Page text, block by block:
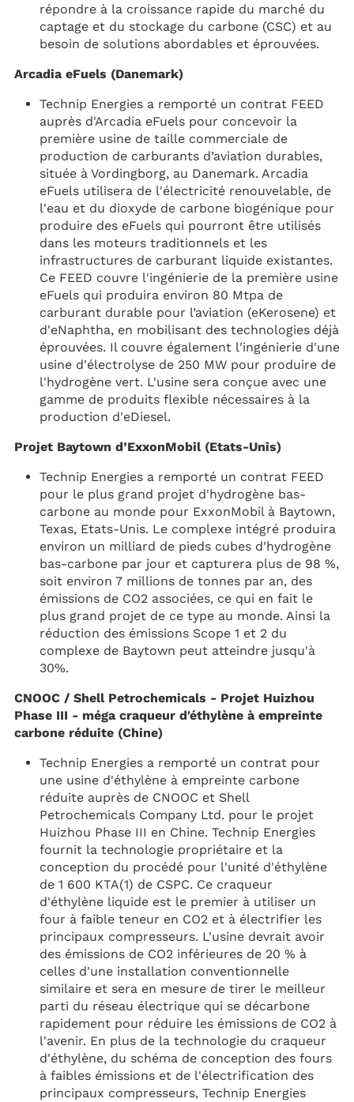
répondre à la croissance rapide du marché du
captage et du stockage du carbone (CSC) et au
besoin de solutions abordables et éprouvées.
Arcadia eFuels (Danemark)
Technip Energies a remporté un contrat FEED
auprès d'Arcadia eFuels pour concevoir la
première usine de taille commerciale de
production de carburants d’aviation durables,
située à Vordingborg, au Danemark. Arcadia
eFuels utilisera de l'électricité renouvelable, de
l'eau et du dioxyde de carbone biogénique pour
produire des eFuels qui pourront être utilisés
dans les moteurs traditionnels et les
infrastructures de carburant liquide existantes.
Ce FEED couvre l'ingénierie de la première usine
eFuels qui produira environ 80 Mtpa de
carburant durable pour l’aviation (eKerosene) et
d'eNaphtha, en mobilisant des technologies déjà
éprouvées. Il couvre également l'ingénierie d'une
usine d'électrolyse de 250 MW pour produire de
l'hydrogène vert. L'usine sera conçue avec une
gamme de produits flexible nécessaires à la
production d'eDiesel.
Projet Baytown d’ExxonMobil (Etats-Unis)
Technip Energies a remporté un contrat FEED
pour le plus grand projet d'hydrogène bas-
carbone au monde pour ExxonMobil à Baytown,
Texas, Etats-Unis. Le complexe intégré produira
environ un milliard de pieds cubes d'hydrogène
bas-carbone par jour et capturera plus de 98 %,
soit environ 7 millions de tonnes par an, des
émissions de CO2 associées, ce qui en fait le
plus grand projet de ce type au monde. Ainsi la
réduction des émissions Scope 1 et 2 du
complexe de Baytown peut atteindre jusqu'à
30%.
CNOOC / Shell Petrochemicals - Projet Huizhou
Phase III - méga craqueur d'éthylène à empreinte
carbone réduite (Chine)
Technip Energies a remporté un contrat pour
une usine d'éthylène à empreinte carbone
réduite auprès de CNOOC et Shell
Petrochemicals Company Ltd. pour le projet
Huizhou Phase III en Chine. Technip Energies
fournit la technologie propriétaire et la
conception du procédé pour l'unité d'éthylène
de 1 600 KTA(1) de CSPC. Ce craqueur
d'éthylène liquide est le premier à utiliser un
four à faible teneur en CO2 et à électrifier les
principaux compresseurs. L'usine devrait avoir
des émissions de CO2 inférieures de 20 % à
celles d'une installation conventionnelle
similaire et sera en mesure de tirer le meilleur
parti du réseau électrique qui se décarbone
rapidement pour réduire les émissions de CO2 à
l'avenir. En plus de la technologie du craqueur
d'éthylène, du schéma de conception des fours
à faibles émissions et de l'électrification des
principaux compresseurs, Technip Energies